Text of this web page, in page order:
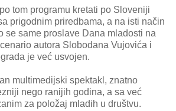
tom programu kretati po Sloveniji
prigodnim priredbama, a na isti način
se same proslave Dana mladosti na
autora Slobodana Vujovića i
je već usvojen.
multimedijski spektakl, znatno
nego ranijih godina, a sa već
za položaj mladih u društvu.